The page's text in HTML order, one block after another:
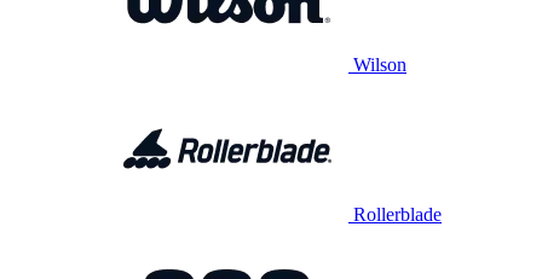
Wilson
Rollerblade